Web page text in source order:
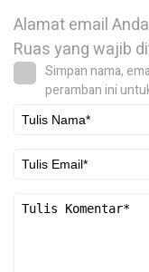
Alamat email
Ruas yang wajib
Simpan nama,
peramban ini